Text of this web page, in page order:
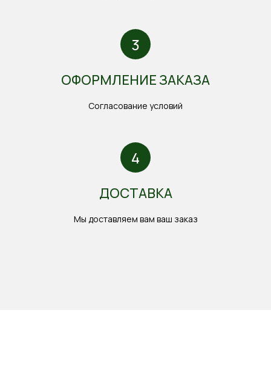
ОФОРМЛЕНИЕ ЗАКАЗА
Согласование условий
ДОСТАВКА
Мы доставляем вам ваш заказ